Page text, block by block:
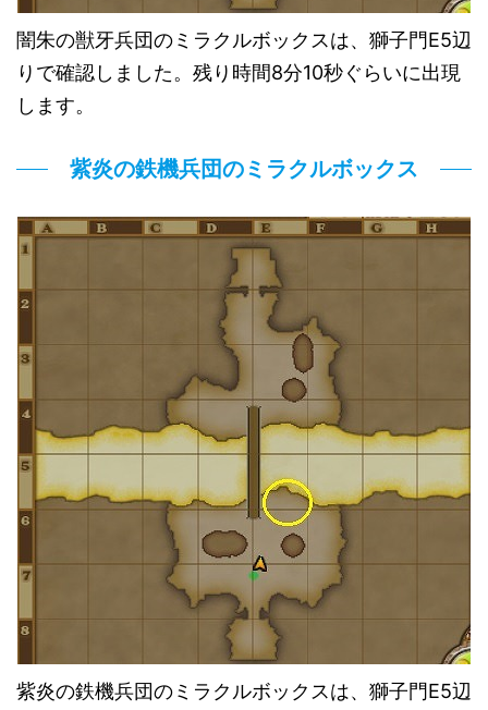
闇朱の獣牙兵団のミラクルボックスは、獅子門E5辺
りで確認しました。残り時間8分10秒ぐらいに出現
します。
紫炎の鉄機兵団のミラクルボックス
紫炎の鉄機兵団のミラクルボックスは、獅子門E5辺